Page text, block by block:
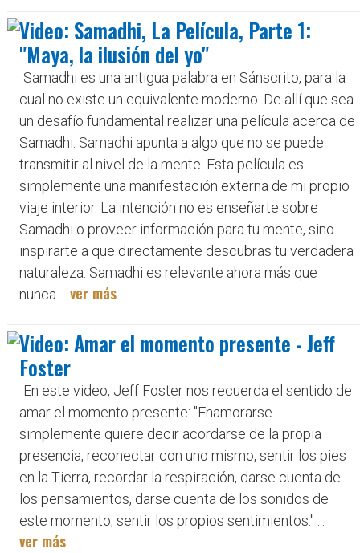
Video: Samadhi, La Película, Parte 1:
"Maya, la ilusión del yo"
Samadhi es una antigua palabra en Sánscrito, para la
cual no existe un equivalente moderno. De allí que sea
un desafío fundamental realizar una película acerca de
Samadhi. Samadhi apunta a algo que no se puede
transmitir al nivel de la mente. Esta película es
simplemente una manifestación externa de mi propio
viaje interior. La intención no es enseñarte sobre
Samadhi o proveer información para tu mente, sino
inspirarte a que directamente descubras tu verdadera
naturaleza. Samadhi es relevante ahora más que
nunca ... ver más
Video: Amar el momento presente - Jeff
Foster
En este video, Jeff Foster nos recuerda el sentido de
amar el momento presente: "Enamorarse
simplemente quiere decir acordarse de la propia
presencia, reconectar con uno mismo, sentir los pies
en la Tierra, recordar la respiración, darse cuenta de
los pensamientos, darse cuenta de los sonidos de
este momento, sentir los propios sentimientos." ...
ver más